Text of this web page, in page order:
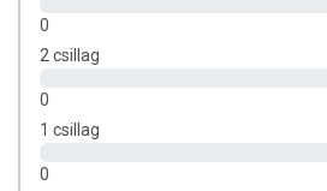
0
2 csillag
0
1 csillag
0